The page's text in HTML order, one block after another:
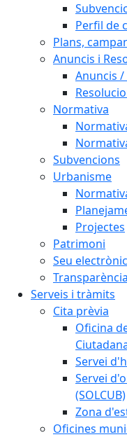
Perfil de
Plans,
Anuncis i
Anuncis /
Normativa
Subvencions
Urbanisme
Projectes
Patrimoni
Seu
Transparència
Serveis i tràmits
Cita prèvia
Oficina
Servei
Servei
(SOLCUB)
Zona
Oficines